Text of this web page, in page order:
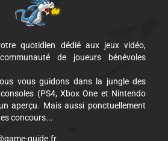
quotidien dédié aux jeux vidéo,
de joueurs bénévoles
vous guidons dans la jungle des
(PS4, Xbox One et Nintendo
aperçu. Mais aussi ponctuellement
concours...
guide.fr